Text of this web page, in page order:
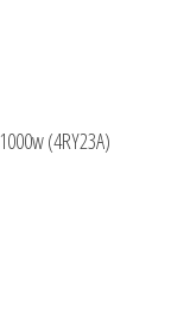
(4RY23A)